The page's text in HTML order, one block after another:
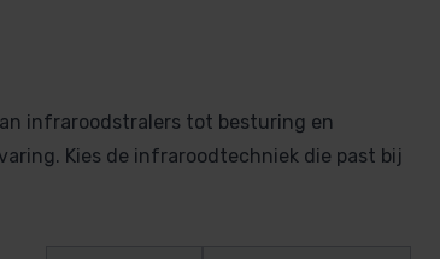
infraroodstralers tot besturing en
Kies de infraroodtechniek die past bij